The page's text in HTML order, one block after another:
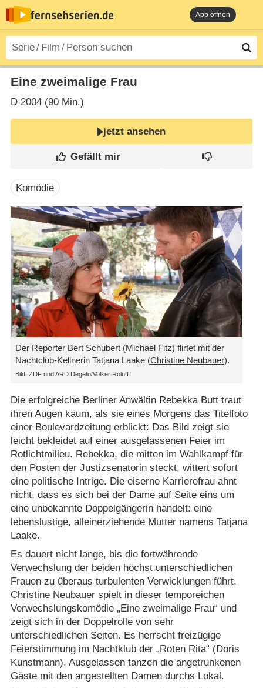
App öffnen
Eine zweimalige Frau
D2004 (90 Min.)
jetzt ansehen
Komödie
Der Reporter Bert Schubert (Michael Fitz) flirtet mit der
Nachtclub-Kellnerin Tatjana Laake (Christine Neubauer).
Bild: ZDF und ARD Degeto/​Volker Roloff
Die erfolgreiche Berliner Anwältin Rebekka Butt traut
ihren Augen kaum, als sie eines Morgens das Titelfoto
einer Boulevardzeitung erblickt: Das Bild zeigt sie
leicht bekleidet auf einer ausgelassenen Feier im
Rotlichtmilieu. Rebekka, die mitten im Wahlkampf für
den Posten der Justizsenatorin steckt, wittert sofort
eine politische Intrige. Die eiserne Karrierefrau ahnt
nicht, dass es sich bei der Dame auf Seite eins um
eine unbekannte Doppelgängerin handelt: eine
lebenslustige, alleinerziehende Mutter namens Tatjana
Laake.
Es dauert nicht lange, bis die fortwährende
Verwechslung der beiden höchst unterschiedlichen
Frauen zu überaus turbulenten Verwicklungen führt.
Christine Neubauer spielt in dieser temporeichen
Verwechslungskomödie „Eine zweimalige Frau“ und
zeigt sich in der Doppelrolle von sehr
unterschiedlichen Seiten. Es herrscht freizügige
Feierstimmung im Nachtklub der „Roten Rita“ (Doris
Kunstmann). Ausgelassen tanzen die angetrunkenen
Gäste mit den angestellten Damen durchs Lokal.